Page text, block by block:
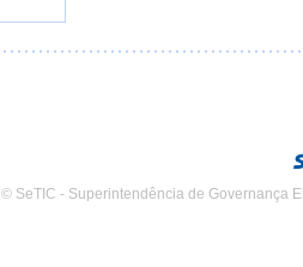
© SeTIC - Superintendência de Governança